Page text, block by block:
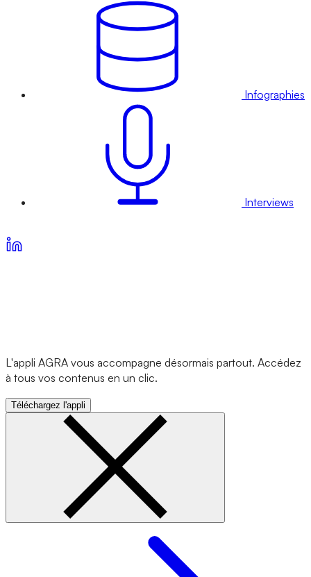
Infographies
Interviews
L'appli AGRA vous accompagne désormais partout. Accédez
à tous vos contenus en un clic.
Téléchargez l'appli